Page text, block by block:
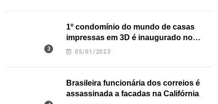
1º condomínio do mundo de casas
impressas em 3D é inaugurado no
Texas
05/01/2023
Brasileira funcionária dos correios é
assassinada a facadas na Califórnia